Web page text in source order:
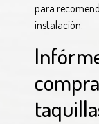
para
instalación.